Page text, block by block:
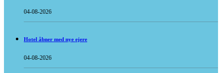
04-08-2026
Hotel åbner med nye ejere
04-08-2026